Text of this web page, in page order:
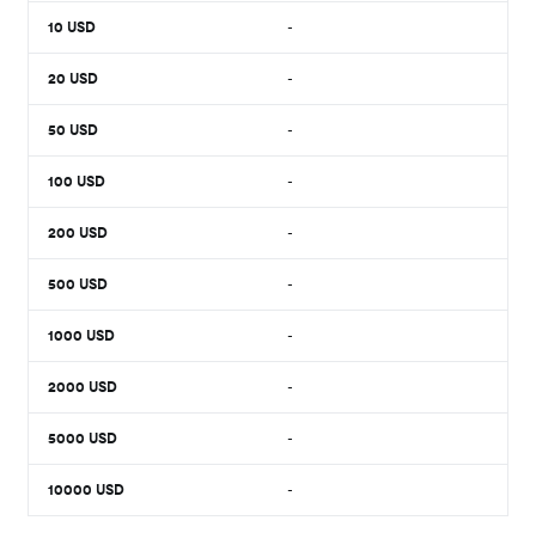
10 USD -
20 USD -
50 USD -
100 USD -
200 USD -
500 USD -
1000 USD -
2000 USD -
5000 USD -
10000 USD -